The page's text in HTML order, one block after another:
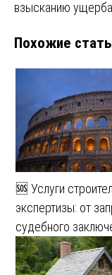
записям
взысканию
Похожие
🆘 Услуги
экспертизы: от
судебного